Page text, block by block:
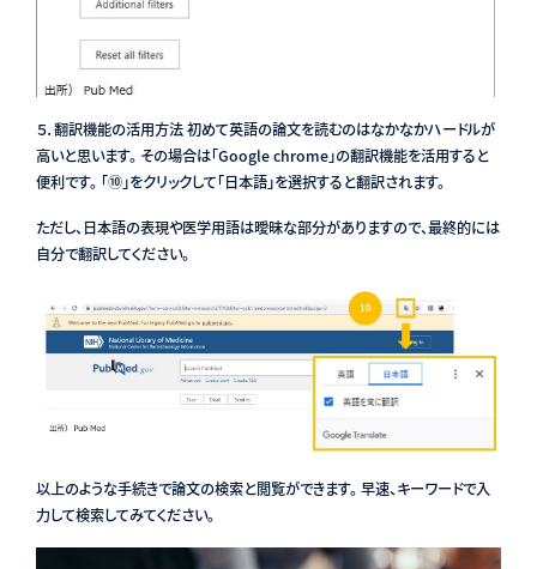
５．翻訳機能の活用方法 初めて英語の論文を読むのはなかなかハードルが
高いと思います。 その場合は「Google chrome」の翻訳機能を活用すると
便利です。 「⑩」をクリックして「日本語」を選択すると翻訳されます。
ただし、日本語の表現や医学用語は曖昧な部分がありますので、最終的には
自分で翻訳してください。
以上のような手続きで論文の検索と閲覧ができます。 早速、キーワードで入
力して検索してみてください。